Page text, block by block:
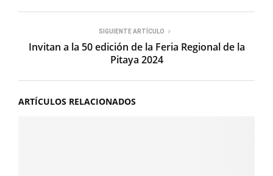
SIGUIENTE ARTÍCULO
Invitan a la 50 edición de la Feria Regional de la
Pitaya 2024
ARTÍCULOS RELACIONADOS